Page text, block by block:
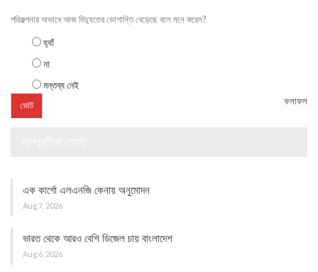
পরিকল্পনার অভাবে আজ বিদ্যুতের ভোগান্তি বেড়েছে বলে মনে করেন?
হ্যাঁ
না
মন্তব্য নেই
ফলাফল
এক কার্গো এলএনজি কেনায় অনুমোদন
Aug 7, 2026
ভারত থেকে আরও বেশি ডিজেল চায় বাংলাদেশ
Aug 6, 2026